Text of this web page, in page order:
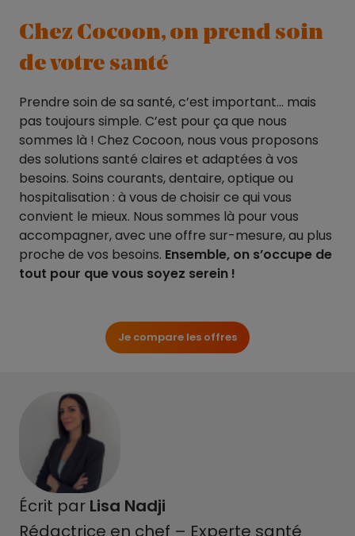
Chez Cocoon, on prend soin
de votre santé
Prendre soin de sa santé, c’est important… mais
pas toujours simple. C’est pour ça que nous
sommes là ! Chez Cocoon, nous vous proposons
des solutions santé claires et adaptées à vos
besoins. Soins courants, dentaire, optique ou
hospitalisation : à vous de choisir ce qui vous
convient le mieux. Nous sommes là pour vous
accompagner, avec une offre sur-mesure, au plus
proche de vos besoins. Ensemble, on s’occupe de
tout pour que vous soyez serein !
Je compare les offres
Écrit par Lisa Nadji
Rédactrice en chef – Experte santé